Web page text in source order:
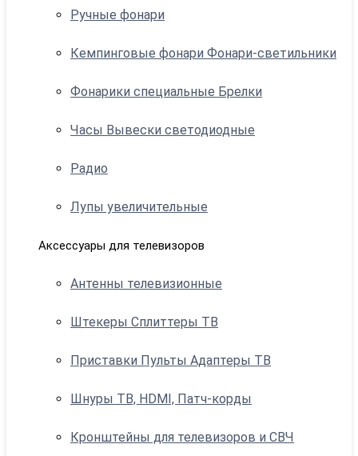
Ручные фонари
Кемпинговые фонари Фонари-светильники
Фонарики специальные Брелки
Часы Вывески светодиодные
Радио
Лупы увеличительные
Аксессуары для телевизоров
Антенны телевизионные
Штекеры Сплиттеры ТВ
Приставки Пульты Адаптеры ТВ
Шнуры ТВ, HDMI, Патч-корды
Кронштейны для телевизоров и СВЧ